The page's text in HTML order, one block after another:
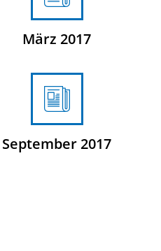
März 2017
September 2017